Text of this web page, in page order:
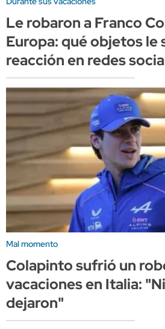
Le robaron a Franco
Europa: qué objetos le
reacción en redes
Mal momento
Colapinto sufrió un
vacaciones en Italia:
dejaron"